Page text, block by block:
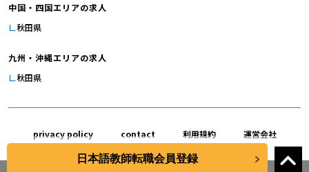
中国・四国エリアの求人
秋田県
九州・沖縄エリアの求人
秋田県
privacy policy contact 利用規約 運営会社
日本語教師転職会員登録